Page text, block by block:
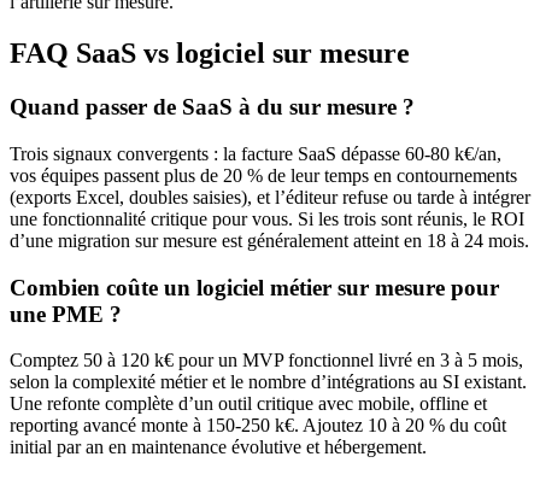
FAQ SaaS vs logiciel sur mesure
Quand passer de SaaS à du sur mesure ?
Trois signaux convergents : la facture SaaS dépasse 60-80 k€/an,
vos équipes passent plus de 20 % de leur temps en contournements
(exports Excel, doubles saisies), et l’éditeur refuse ou tarde à intégrer
une fonctionnalité critique pour vous. Si les trois sont réunis, le ROI
d’une migration sur mesure est généralement atteint en 18 à 24 mois.
Combien coûte un logiciel métier sur mesure pour
une PME ?
Comptez 50 à 120 k€ pour un MVP fonctionnel livré en 3 à 5 mois,
selon la complexité métier et le nombre d’intégrations au SI existant.
Une refonte complète d’un outil critique avec mobile, offline et
reporting avancé monte à 150-250 k€. Ajoutez 10 à 20 % du coût
initial par an en maintenance évolutive et hébergement.